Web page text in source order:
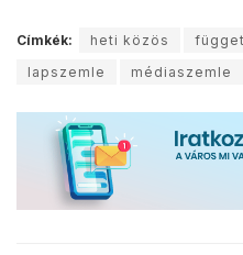
Címkék: heti közös
lapszemle
médiaszemle